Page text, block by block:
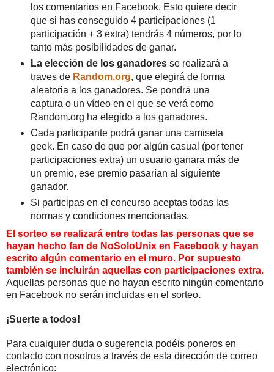
los comentarios en Facebook. Esto quiere decir
que si has conseguido 4 participaciones (1
participación + 3 extra) tendrás 4 números, por lo
tanto más posibilidades de ganar.
La elección de los ganadoresse realizará a
traves de Random.org, que elegirá de forma
aleatoria a los ganadores. Se pondrá una
captura o un vídeo en el que se verá como
Random.org ha elegido a los ganadores.
Cada participante podrá ganar una camiseta
geek. En caso de que por algún casual (por tener
participaciones extra) un usuario ganara más de
un premio, ese premio pasarían al siguiente
ganador.
Si participas en el concurso aceptas todas las
normas y condiciones mencionadas.
El sorteo se realizará entre todas las personas que se
hayan hecho fan de NoSoloUnix en Facebook y hayan
escrito algún comentario en el muro. Por supuesto
también se incluirán aquellas con participaciones extra.
Aquellas personas que no hayan escrito ningún comentario
en Facebook no serán incluidas en el sorteo.
¡Suerte a todos!
Para cualquier duda o sugerencia podéis poneros en
contacto con nosotros a través de esta dirección de correo
electrónico: